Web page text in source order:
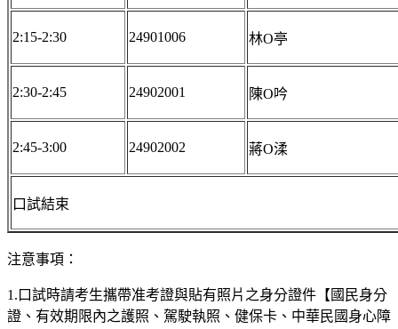
2:15-2:30 24901006 林O亭
2:30-2:45 24902001 陳O吟
2:45-3:00 24902002 蔣O渘
口試結束
注意事項：
1.口試時請考生攜帶准考證與貼有照片之身分證件【國民身分
證、有效期限內之護照、駕駛執照、健保卡、中華民國身心障